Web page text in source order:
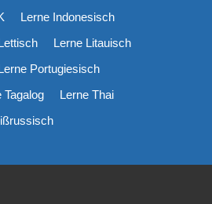
Lerne Indonesisch
Lerne Litauisch
Portugiesisch
Tagalog
Lerne Thai